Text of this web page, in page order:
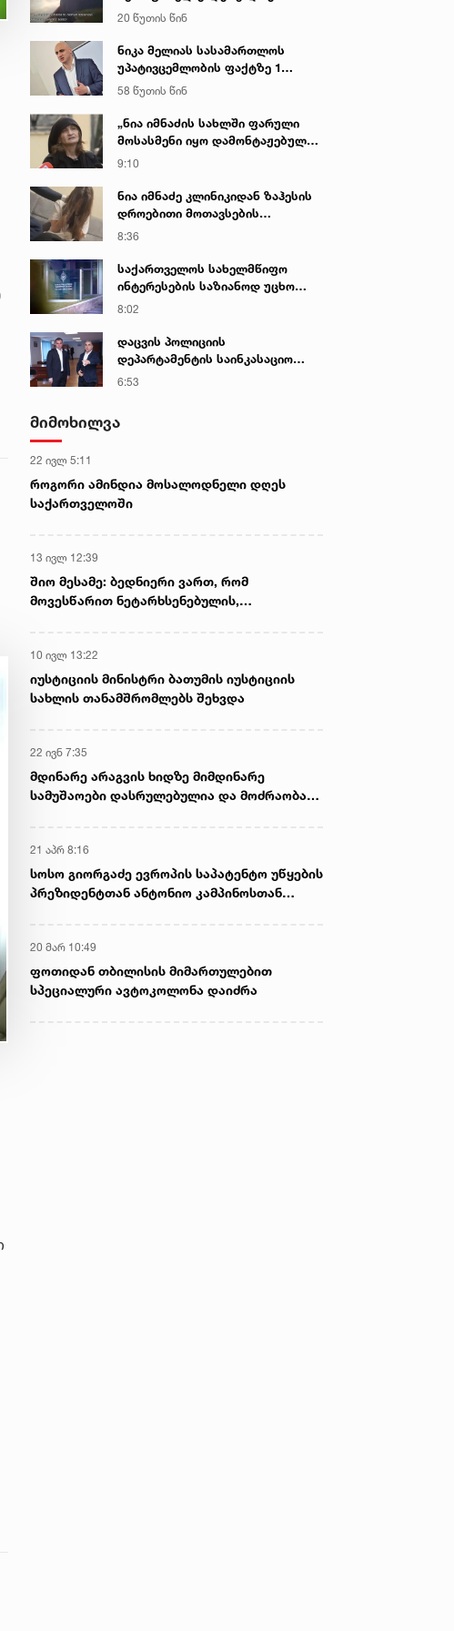
აქვეყნებს, რომლის შედეგად 3
პირი დააკავეს
20 წუთის წინ
ნიკა მელიას სასამართლოს
უპატივცემლობის ფაქტზე 1
წლით და 6 თვით თავისუფლების
აღკვეთა მიესაჯა
58 წუთის წინ
„ნია იმნაძის სახლში ფარული
მოსასმენი იყო დამონტაჟებული,
მისი ტელეფონიდან მასალები
9:10
ნია იმნაძე კლინიკიდან ზაჰესის
დროებითი მოთავსების
იზოლატორში გადაიყვანეს
8:36
საქართველოს სახელმწიფო
ინტერესების საზიანოდ უცხო
ქვეყნიდან მართულ და
დისკრედიტაციულ კამპანიასთან
დაკავშირებით საბოტაჟის
8:02
დაცვის პოლიციის
დეპარტამენტის საინკასაციო
მომსახურების ხარისხის
მიზნით, მონიტორინგის ახალი
6:53
მიმოხილვა
22 ივლ 5:11
როგორი ამინდია მოსალოდნელი დღეს
საქართველოში
13 ივლ 12:39
შიო მესამე: ბედნიერი ვართ, რომ
მოვესწარით ნეტარხსენებულის,
10 ივლ 13:22
იუსტიციის მინისტრი ბათუმის იუსტიციის
სახლის თანამშრომლებს შეხვდა
22 ივნ 7:35
მდინარე არაგვის ხიდზე მიმდინარე
სამუშაოები დასრულებულია და მოძრაობა
21 აპრ 8:16
სოსო გიორგაძე ევროპის საპატენტო უწყების
პრეზიდენტთან ანტონიო კამპინოსთან
20 მარ 10:49
ფოთიდან თბილისის მიმართულებით
სპეციალური ავტოკოლონა დაიძრა